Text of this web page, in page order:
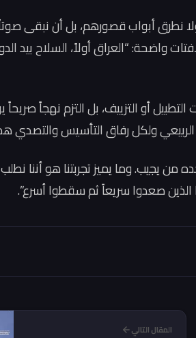
نطرق أبواب قصورهم، بل أن نبقى
واضحة: “العراق أولاً، السلاح بيد
أو التزييف، بل التزم نهجاً صريحاً
الربيعي ولكل رفاق التأسيس والتصدي
يجيب. وما يميز تجربتنا هو أننا
الذين صعدوا سريعاً ثم سقطوا أسرع”.
المقال التالي